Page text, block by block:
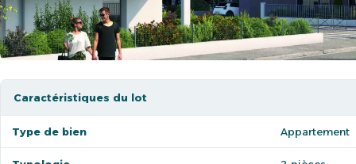
Caractéristiques du lot
Type de bien Appartement